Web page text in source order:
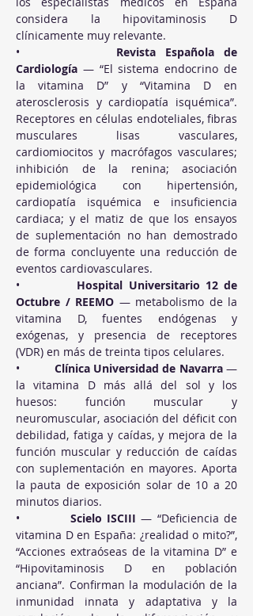
considera la hipovitaminosis D
clínicamente muy relevante.
• Revista Española de
Cardiología — “El sistema endocrino de
la vitamina D” y “Vitamina D en
aterosclerosis y cardiopatía isquémica”.
Receptores en células endoteliales, fibras
musculares lisas vasculares,
cardiomiocitos y macrófagos vasculares;
inhibición de la renina; asociación
epidemiológica con hipertensión,
cardiopatía isquémica e insuficiencia
cardiaca; y el matiz de que los ensayos
de suplementación no han demostrado
de forma concluyente una reducción de
eventos cardiovasculares.
• Hospital Universitario 12 de
Octubre / REEMO — metabolismo de la
vitamina D, fuentes endógenas y
exógenas, y presencia de receptores
(VDR) en más de treinta tipos celulares.
• Clínica Universidad de Navarra —
la vitamina D más allá del sol y los
huesos: función muscular y
neuromuscular, asociación del déficit con
debilidad, fatiga y caídas, y mejora de la
función muscular y reducción de caídas
con suplementación en mayores. Aporta
la pauta de exposición solar de 10 a 20
minutos diarios.
• Scielo ISCIII — “Deficiencia de
vitamina D en España: ¿realidad o mito?”,
“Acciones extraóseas de la vitamina D” e
“Hipovitaminosis D en población
anciana”. Confirman la modulación de la
inmunidad innata y adaptativa y la